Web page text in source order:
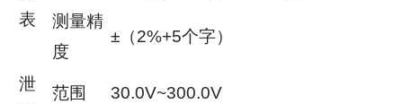
表
测量精
度
±（2%+5个字）
泄
范围 30.0V~300.0V